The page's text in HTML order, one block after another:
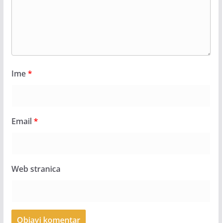
Ime*
Email*
Web stranica